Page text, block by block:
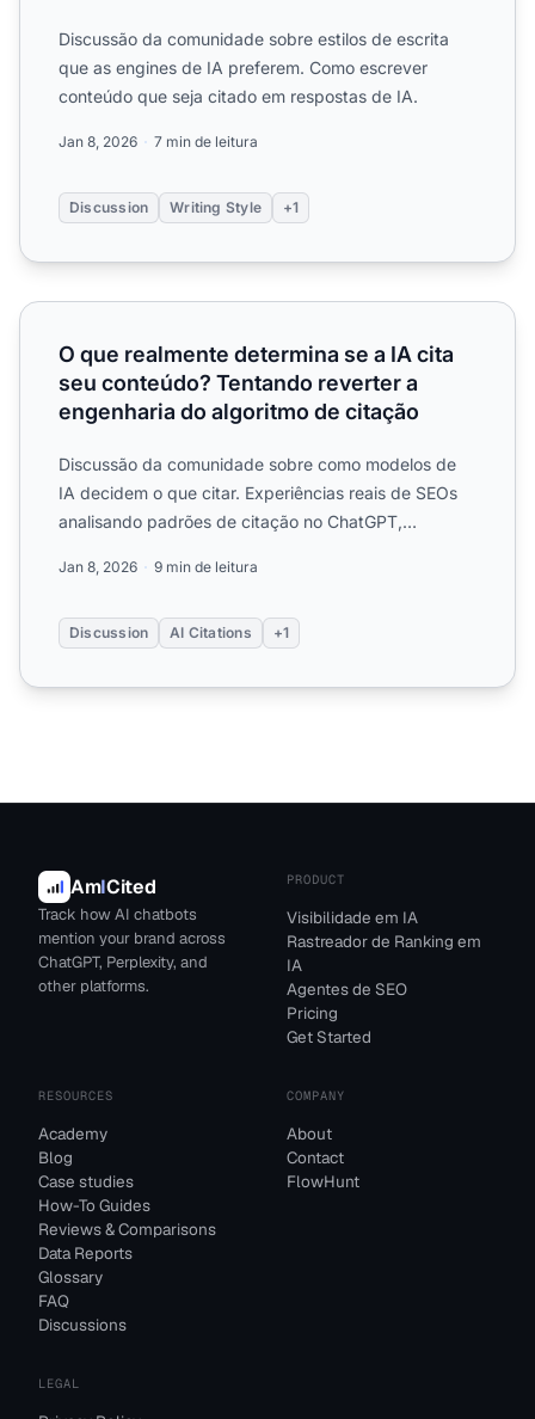
Discussão da comunidade sobre estilos de escrita
que as engines de IA preferem. Como escrever
conteúdo que seja citado em respostas de IA.
Jan 8, 2026 7 min de leitura
Discussion Writing Style +1
O que realmente determina se a IA cita seu conteúdo?
O que realmente determina se a IA cita
seu conteúdo? Tentando reverter a
engenharia do algoritmo de citação
Discussão da comunidade sobre como modelos de
IA decidem o que citar. Experiências reais de SEOs
analisando padrões de citação no ChatGPT,
Jan 8, 2026 9 min de leitura
Discussion AI Citations +1
AmICited
Track how AI chatbots
mention your brand across
ChatGPT, Perplexity, and
other platforms.
PRODUCT
Visibilidade em IA
Rastreador de Ranking em
IA
Agentes de SEO
Pricing
Get Started
RESOURCES
Academy
Blog
Case studies
How-To Guides
Reviews & Comparisons
Data Reports
Glossary
FAQ
Discussions
COMPANY
About
Contact
FlowHunt
LEGAL